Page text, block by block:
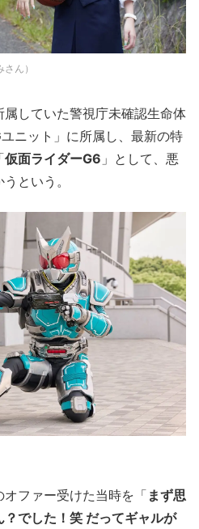
ん）
していた警視庁未確認⽣命体
ニット」に所属し、最新の特
仮⾯ライダーG6 」として、悪
という。
ファー受けた当時を「 まず思
でした！笑 だってギャルが